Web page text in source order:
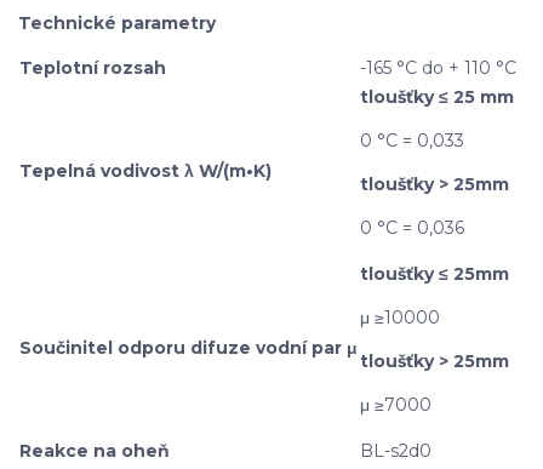
Technické parametry
Teplotní rozsah -165 °C do + 110 °C
Tepelná vodivost λ W/(m•K)
tloušťky ≤ 25 mm
0 °C = 0,033
tloušťky > 25mm
0 °C = 0,036
Součinitel odporu difuze vodní par μ
tloušťky ≤ 25mm
μ ≥10000
tloušťky > 25mm
μ ≥7000
Reakce na oheň BL-s2d0